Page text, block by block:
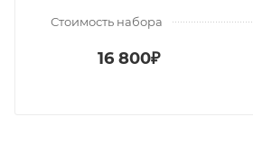
Стоимость набора
16 800₽